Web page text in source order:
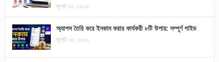
জুলাই ৩০, ২০২৬
অ্যাপস তৈরি করে ইনকাম করার কার্যকরী ৮টি উপায়: সম্পূর্ণ গাইড
জুলাই ২৮, ২০২৬